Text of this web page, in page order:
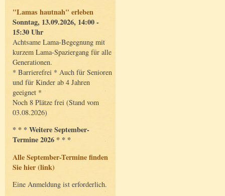
"Lamas hautnah" erleben
Sonntag, 13.09.2026, 14:00 -
15:30 Uhr
Achtsame Lama-Begegnung mit
kurzem Lama-Spaziergang für alle
Generationen.
* Barrierefrei * Auch für Senioren
und für Kinder ab 4 Jahren
geeignet *
Noch 8 Plätze frei (Stand vom
03.08.2026)
* * * Weitere September-
Termine 2026 * * *
Alle September-Termine finden
Sie hier (link)
Eine Anmeldung ist erforderlich.